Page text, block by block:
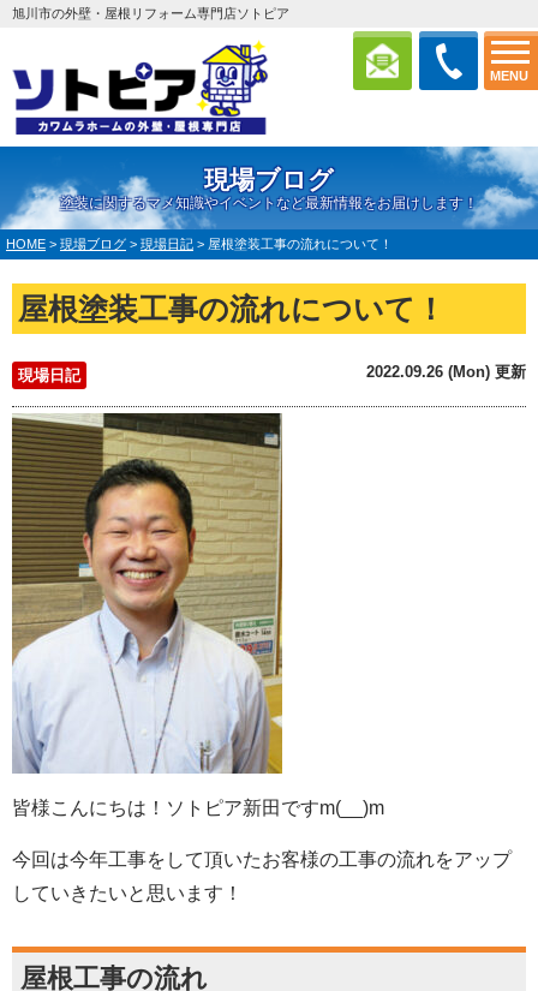
MENU
旭川市の外壁・屋根リフォーム専門店ソトピア
現場ブログ
塗装に関するマメ知識やイベントなど最新情報をお届けします！
HOME > 現場ブログ > 現場日記 > 屋根塗装工事の流れについて！
屋根塗装工事の流れについて！
現場日記 2022.09.26 (Mon) 更新
皆様こんにちは！ソトピア新田ですm(__)m
今回は今年工事をして頂いたお客様の工事の流れをアップ
していきたいと思います！
屋根工事の流れ